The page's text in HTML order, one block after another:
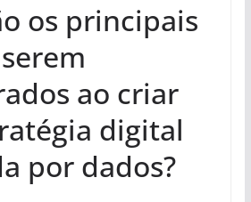
os principais
ao criar
digital
por dados?